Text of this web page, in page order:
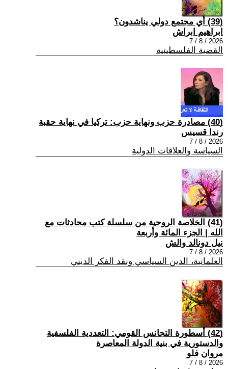
(39) أي مجتمع دولي يناشدون؟
ابراهيم ابراش
2026 / 8 / 7
القضية الفلسطينية
(40) مصادرة حزب ونهاية حزب: تركيا في نهاية حقبة
رندا قسيس
2026 / 8 / 7
السياسة والعلاقات الدولية
(41) الخلاصة الروحية من سلسلة كتب محادثات مع
الله | الجزء المائة وأربعة
نيل دونالد والش
2026 / 8 / 7
العلمانية، الدين السياسي ونقد الفكر الديني
(42) أسطورة التجانس القومي: التعددية الفلسفية
والدستورية في بنية الدولة المعاصرة
مروان فلو
2026 / 8 / 7